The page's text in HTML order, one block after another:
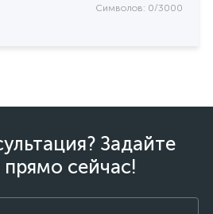
Символов: 0/3000
Задайте
прямо сейчас!